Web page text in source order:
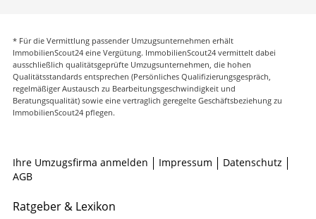
* Für die Vermittlung passender Umzugsunternehmen erhält
ImmobilienScout24 eine Vergütung. ImmobilienScout24 vermittelt dabei
ausschließlich qualitätsgeprüfte Umzugsunternehmen, die hohen
Qualitätsstandards entsprechen (Persönliches Qualifizierungsgespräch,
regelmäßiger Austausch zu Bearbeitungsgeschwindigkeit und
Beratungsqualität) sowie eine vertraglich geregelte Geschäftsbeziehung zu
ImmobilienScout24 pflegen.
Ihre Umzugsfirma anmelden Impressum
Datenschutz
AGB
Ratgeber & Lexikon